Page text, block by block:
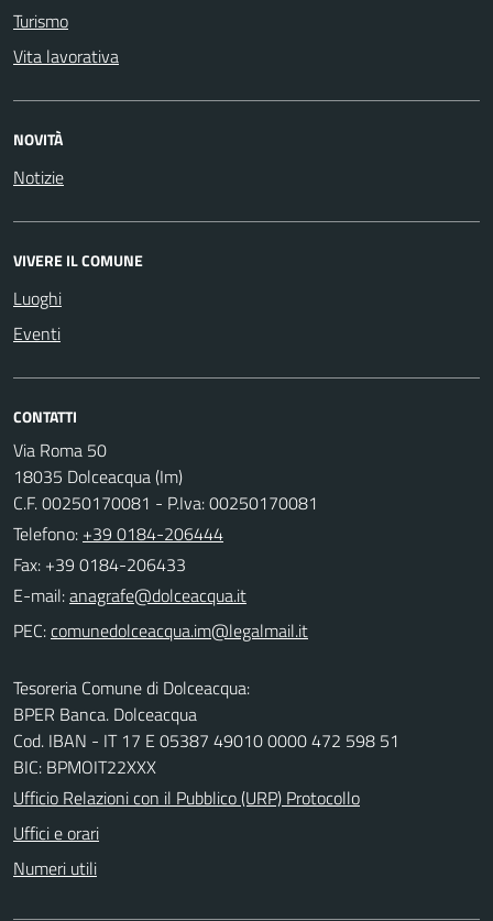
Turismo
Vita lavorativa
NOVITÀ
Notizie
VIVERE IL COMUNE
Luoghi
Eventi
CONTATTI
Via Roma 50
18035 Dolceacqua (Im)
C.F. 00250170081 - P.Iva: 00250170081
Telefono: +39 0184-206444
Fax: +39 0184-206433
E-mail:
PEC:
Tesoreria Comune di Dolceacqua:
BPER Banca. Dolceacqua
Cod. IBAN - IT 17 E 05387 49010 0000 472 598 51
BIC: BPMOIT22XXX
Ufficio Relazioni con il Pubblico (URP) Protocollo
Uffici e orari
Numeri utili